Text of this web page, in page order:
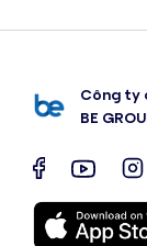
Công ty
BE